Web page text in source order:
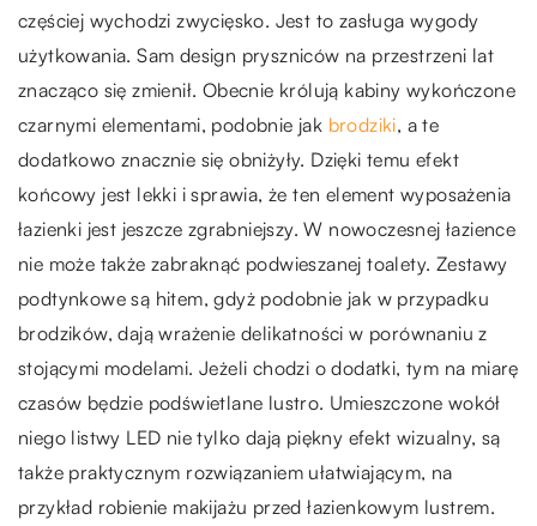
częściej wychodzi zwycięsko. Jest to zasługa wygody
użytkowania. Sam design pryszniców na przestrzeni lat
znacząco się zmienił. Obecnie królują kabiny wykończone
czarnymi elementami, podobnie jak brodziki, a te
dodatkowo znacznie się obniżyły. Dzięki temu efekt
końcowy jest lekki i sprawia, że ten element wyposażenia
łazienki jest jeszcze zgrabniejszy. W nowoczesnej łazience
nie może także zabraknąć podwieszanej toalety. Zestawy
podtynkowe są hitem, gdyż podobnie jak w przypadku
brodzików, dają wrażenie delikatności w porównaniu z
stojącymi modelami. Jeżeli chodzi o dodatki, tym na miarę
czasów będzie podświetlane lustro. Umieszczone wokół
niego listwy LED nie tylko dają piękny efekt wizualny, są
także praktycznym rozwiązaniem ułatwiającym, na
przykład robienie makijażu przed łazienkowym lustrem.